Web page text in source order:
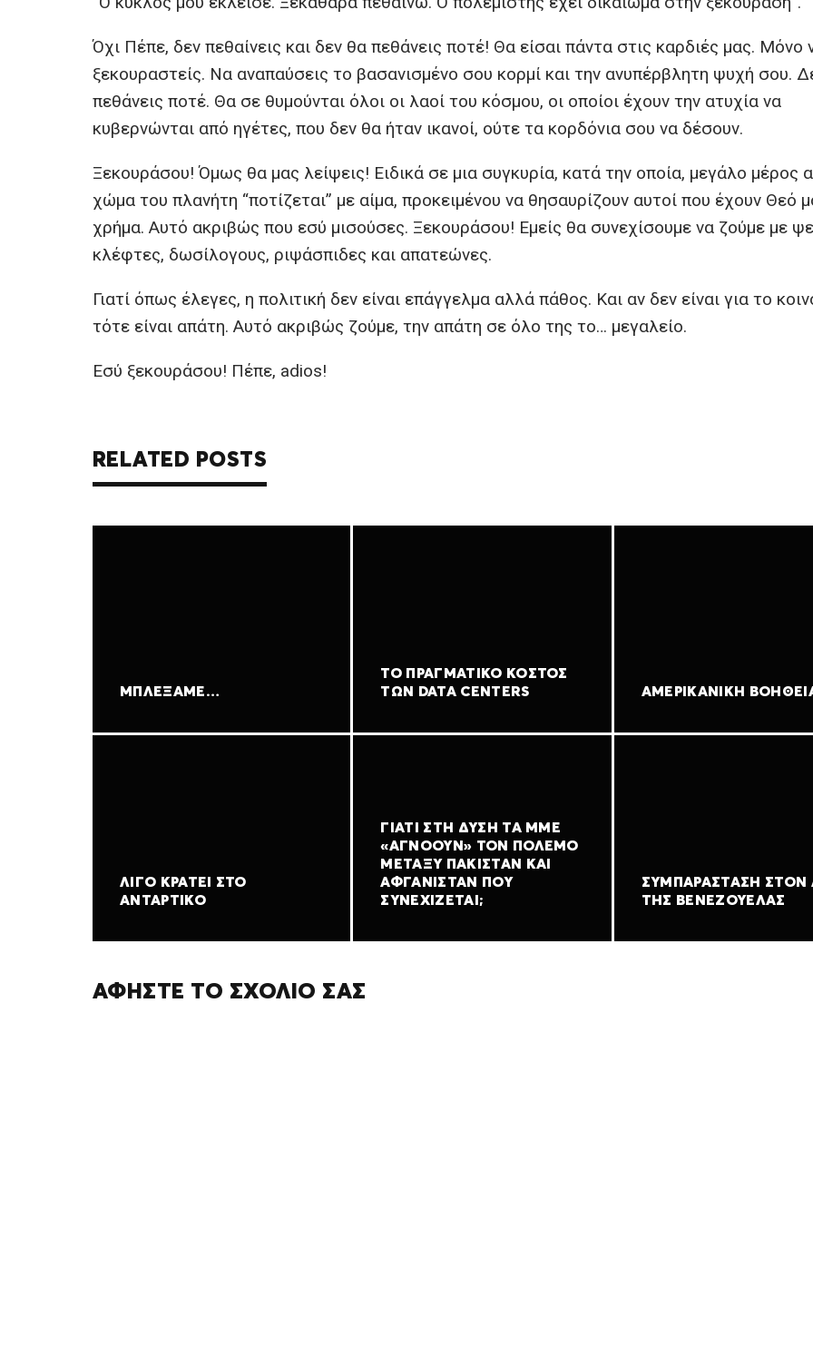
o
o
k
er
A
p
p
g
er
Όχι Πέπε, δεν πεθαίνεις και δεν θα πεθάνεις ποτέ! Θα είσαι πάντα στις καρδιές μας. Μόνο
ξεκουραστείς. Να αναπαύσεις το βασανισμένο σου κορμί και την ανυπέρβλητη ψυχή σου.
πεθάνεις ποτέ. Θα σε θυμούνται όλοι οι λαοί του κόσμου, οι οποίοι έχουν την ατυχία να
κυβερνώνται από ηγέτες, που δεν θα ήταν ικανοί, ούτε τα κορδόνια σου να δέσουν.
Ξεκουράσου! Όμως θα μας λείψεις! Ειδικά σε μια συγκυρία, κατά την οποία, μεγάλο μέρος
χώμα του πλανήτη “ποτίζεται” με αίμα, προκειμένου να θησαυρίζουν αυτοί που έχουν Θεό
χρήμα. Αυτό ακριβώς που εσύ μισούσες. Ξεκουράσου! Εμείς θα συνεχίσουμε να ζούμε με
κλέφτες, δωσίλογους, ριψάσπιδες και απατεώνες.
Γιατί όπως έλεγες, η πολιτική δεν είναι επάγγελμα αλλά πάθος. Και αν δεν είναι για το
τότε είναι απάτη. Αυτό ακριβώς ζούμε, την απάτη σε όλο της το… μεγαλείο.
Εσύ ξεκουράσου! Πέπε, adios!
RELATED POSTS
ΜΠΛΈΞΑΜΕ…
ΤΟ ΠΡΑΓΜΑΤΙΚΌ ΚΌΣΤΟΣ
ΤΩΝ DATA CENTERS
ΑΜΕΡΙΚΑΝΙΚΉ
ΛΊΓΟ ΚΡΆΤΕΙ ΣΤΟ
ΑΝΤΆΡΤΙΚΟ
ΓΙΑΤΊ ΣΤΗ ΔΎΣΗ ΤΑ ΜΜΕ
«ΑΓΝΟΟΎΝ» ΤΟΝ ΠΌΛΕΜΟ
ΜΕΤΑΞΎ ΠΑΚΙΣΤΆΝ ΚΑΙ
ΑΦΓΑΝΙΣΤΆΝ ΠΟΥ
ΣΥΝΕΧΊΖΕΤΑΙ;
ΣΥΜΠΑΡΆΣΤΑΣΗ ΣΤΟΝ
ΤΗΣ ΒΕΝΕΖΟΥΈΛΑΣ
ΑΦΉΣΤΕ ΤΟ ΣΧΌΛΙΌ ΣΑΣ